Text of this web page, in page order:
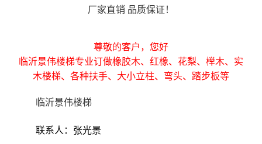
厂家直销 品质保证！
尊敬的客户，您好
临沂景伟楼梯专业订做橡胶木、红橡、花梨、榉木、实
木楼梯、各种扶手、大小立柱、弯头、踏步板等
临沂景伟楼梯
联系人：张光景